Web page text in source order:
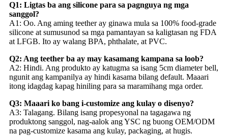
Q1: Ligtas ba ang silicone para sa pagnguya ng mga
sanggol?
A1: Oo. Ang aming teether ay ginawa mula sa 100% food-grade
silicone at sumusunod sa mga pamantayan sa kaligtasan ng FDA
at LFGB. Ito ay walang BPA, phthalate, at PVC.
Q2: Ang teether ba ay may kasamang kampana sa loob?
A2: Hindi. Ang produkto ay katugma sa isang 5cm diameter bell,
ngunit ang kampanilya ay hindi kasama bilang default. Maaari
itong idagdag kapag hiniling para sa maramihang mga order.
Q3: Maaari ko bang i-customize ang kulay o disenyo?
A3: Talagang. Bilang isang propesyonal na tagagawa ng
produktong sanggol, nag-aalok ang YSC ng buong OEM/ODM
na pag-customize kasama ang kulay, packaging, at hugis.